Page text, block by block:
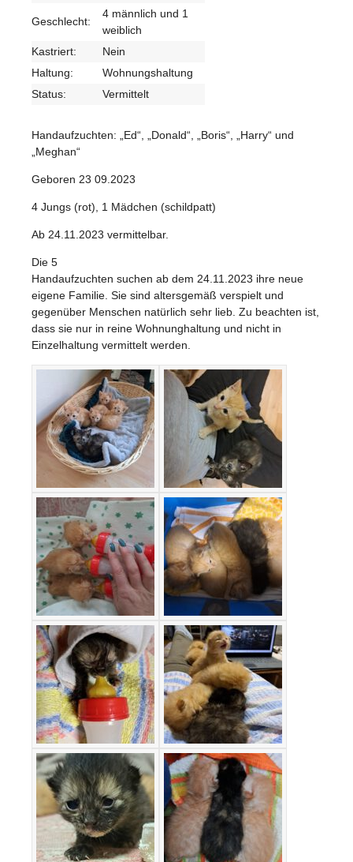
Geschlecht:
4 männlich und 1
weiblich
Kastriert:
Nein
Haltung:
Wohnungshaltung
Status:
Vermittelt
Handaufzuchten: „Ed“, „Donald“, „Boris“, „Harry“ und
„Meghan“
Geboren 23 09.2023
4 Jungs (rot), 1 Mädchen (schildpatt)
Ab 24.11.2023 vermittelbar.
Die 5
Handaufzuchten suchen ab dem 24.11.2023 ihre neue
eigene Familie. Sie sind altersgemäß verspielt und
gegenüber Menschen natürlich sehr lieb. Zu beachten ist,
dass sie nur in reine Wohnunghaltung und nicht in
Einzelhaltung vermittelt werden.